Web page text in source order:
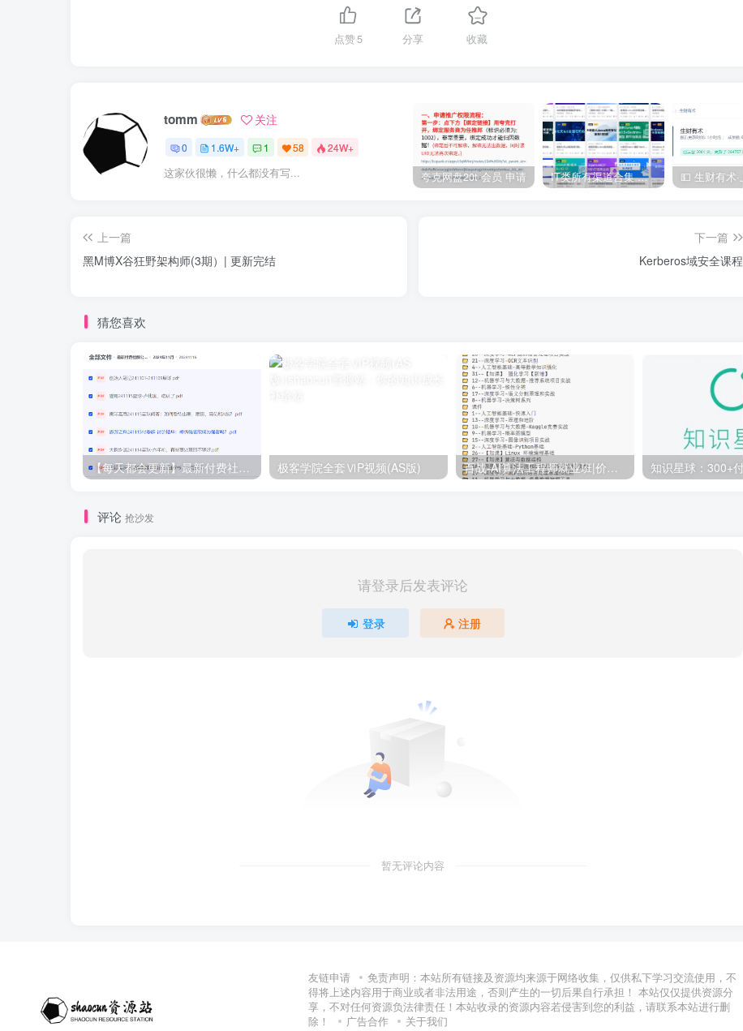
点赞5 分享 收藏
tomm 关注
0 1.6W+ 1 58 24W+
这家伙很懒，什么都没有写... 夸克网盘20t 会员 申请 IT类所有渠道合集 持续日更，目前近四千多条资源 年费用户微信私信获取权限
上一篇
黑M博X谷狂野架构师(3期）| 更新完结
下一篇
Kerberos域安全课程
猜您喜欢
【每天都会更新】最新付费社群公众号文章 极客学院全套ⅥP视频(AS版) 百战-AI算法工程师就业班|价值18980元|冲击百万年薪|完结无秘
评论 抢沙发
请登录后发表评论
登录 注册
暂无评论内容
友链申请
免责声明：本站所有链接及资源均来源于网络收集，仅供私下学习交流使用，不
得将上述内容用于商业或者非法用途，否则产生的一切后果自行承担！ 本站仅仅提供资源分
享，不对任何资源负法律责任！本站收录的资源内容若侵害到您的利益，请联系本站进行删
除！
广告合作 关于我们